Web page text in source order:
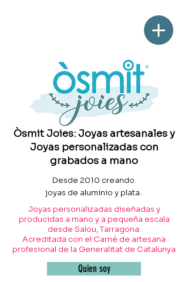
Òsmit Joies: Joyas artesanales y
Joyas personalizadas con
grabados a mano
Joyas personalizadas diseñadas y
producidas a mano y a pequeña escala
desde Salou, Tarragona.
Acreditada con el Carné de artesana
profesional de la Generalitat de Catalunya
Quien soy
Desde 2010 creando
joyas de aluminio y plata.